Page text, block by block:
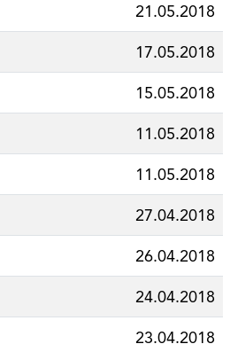
21.05.2018
17.05.2018
15.05.2018
11.05.2018
11.05.2018
27.04.2018
26.04.2018
24.04.2018
23.04.2018